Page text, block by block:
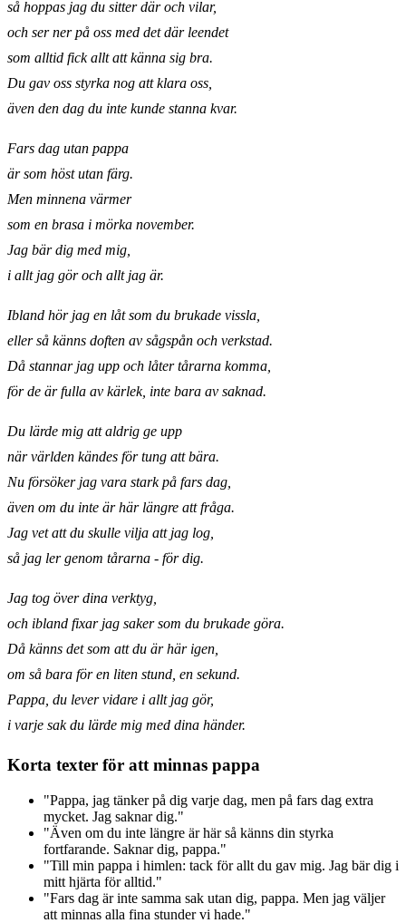
så hoppas jag du sitter där och vilar,
och ser ner på oss med det där leendet
som alltid fick allt att känna sig bra.
Du gav oss styrka nog att klara oss,
även den dag du inte kunde stanna kvar.
Fars dag utan pappa
är som höst utan färg.
Men minnena värmer
som en brasa i mörka november.
Jag bär dig med mig,
i allt jag gör och allt jag är.
Ibland hör jag en låt som du brukade vissla,
eller så känns doften av sågspån och verkstad.
Då stannar jag upp och låter tårarna komma,
för de är fulla av kärlek, inte bara av saknad.
Du lärde mig att aldrig ge upp
när världen kändes för tung att bära.
Nu försöker jag vara stark på fars dag,
även om du inte är här längre att fråga.
Jag vet att du skulle vilja att jag log,
så jag ler genom tårarna - för dig.
Jag tog över dina verktyg,
och ibland fixar jag saker som du brukade göra.
Då känns det som att du är här igen,
om så bara för en liten stund, en sekund.
Pappa, du lever vidare i allt jag gör,
i varje sak du lärde mig med dina händer.
Korta texter för att minnas pappa
"Pappa, jag tänker på dig varje dag, men på fars dag extra
mycket. Jag saknar dig."
"Även om du inte längre är här så känns din styrka
fortfarande. Saknar dig, pappa."
"Till min pappa i himlen: tack för allt du gav mig. Jag bär dig i
mitt hjärta för alltid."
"Fars dag är inte samma sak utan dig, pappa. Men jag väljer
att minnas alla fina stunder vi hade."